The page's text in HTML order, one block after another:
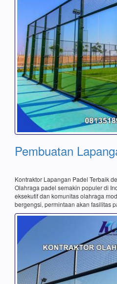
Pembuatan
Kontraktor Lapangan Padel Terbaik
Olahraga padel semakin populer di
eksekutif dan komunitas olahraga
bergengsi, permintaan akan fasilitas